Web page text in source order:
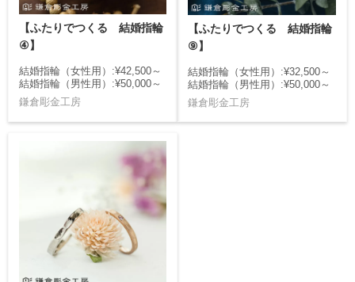
【ふたりでつくる 結婚指輪
④】
結婚指輪（女性用）:¥42,500～
結婚指輪（男性用）:¥50,000～
鎌倉彫金工房
【ふたりでつくる 結婚指輪
⑨】
結婚指輪（女性用）:¥32,500～
結婚指輪（男性用）:¥50,000～
鎌倉彫金工房